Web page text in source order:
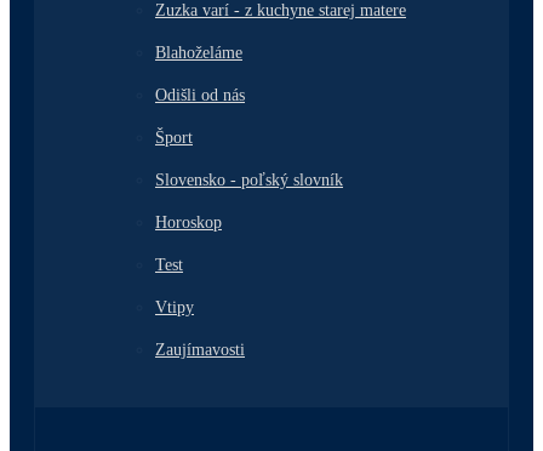
Zuzka varí - z kuchyne starej matere
Blahoželáme
Odišli od nás
Šport
Slovensko - poľský slovník
Horoskop
Test
Vtipy
Zaujímavosti